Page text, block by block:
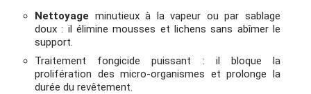
Nettoyage minutieux à la vapeur ou par sablage
doux : il élimine mousses et lichens sans abîmer le
support.
Traitement fongicide puissant : il bloque la
prolifération des micro-organismes et prolonge la
durée du revêtement.